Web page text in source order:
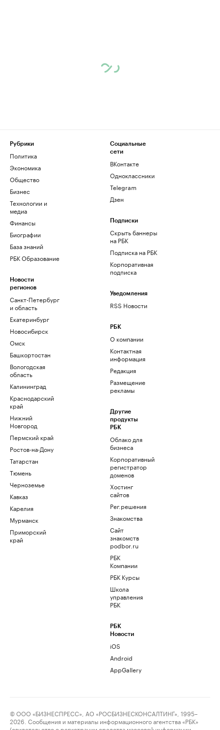
Рубрики
Политика
Экономика
Общество
Бизнес
Технологии и
медиа
Финансы
Биографии
База знаний
РБК Образование
Новости
регионов
Санкт-Петербург
и область
Екатеринбург
Новосибирск
Омск
Башкортостан
Вологодская
область
Калининград
Краснодарский
край
Нижний
Новгород
Пермский край
Ростов-на-Дону
Татарстан
Тюмень
Черноземье
Кавказ
Карелия
Мурманск
Приморский
край
Социальные
сети
ВКонтакте
Одноклассники
Telegram
Дзен
Подписки
Скрыть баннеры
на РБК
Подписка на РБК
Корпоративная
подписка
Уведомления
RSS Новости
РБК
О компании
Контактная
информация
Редакция
Размещение
рекламы
Другие
продукты
РБК
Облако для
бизнеса
Корпоративный
регистратор
доменов
Хостинг
сайтов
Рег.решения
Знакомства
Сайт
знакомств
podbor.ru
РБК
Компании
РБК Курсы
Школа
управления
РБК
РБК
Новости
iOS
Android
AppGallery
© ООО «БИЗНЕСПРЕСС», АО «РОСБИЗНЕСКОНСАЛТИНГ», 1995–
2026. Сообщения и материалы информационного агентства «РБК»